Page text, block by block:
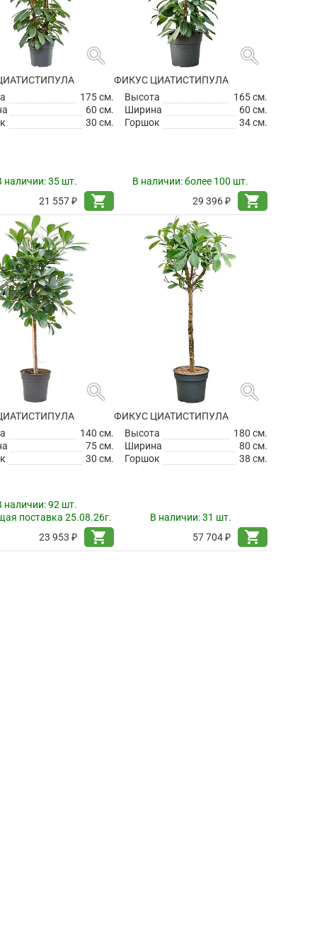
search
175 см.
60 см.
30 см.
наличии:35 шт.
21 557 ₽
shopping_cart
search
ФИКУС ЦИАТИСТИПУЛА
Высота
165 см.
Ширина
60 см.
Горшок
34 см.
В наличии:более 100 шт.
29 396 ₽
shopping_cart
search
140 см.
75 см.
30 см.
наличии:92 шт.
поставка 25.08.26г.
23 953 ₽
shopping_cart
search
ФИКУС ЦИАТИСТИПУЛА
Высота
180 см.
Ширина
80 см.
Горшок
38 см.
В наличии:31 шт.
57 704 ₽
shopping_cart